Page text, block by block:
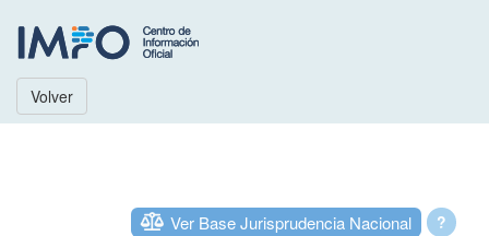
Volver
?
Ver Base Jurisprudencia Nacional